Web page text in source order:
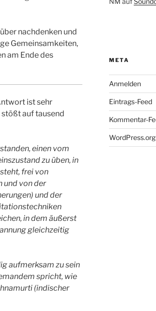
nachdenken und
Gemeinsamkeiten,
am Ende des
ist sehr
auf tausend
einen vom
zu üben, in
frei von
und von der
und der
in dem äußerst
gleichzeitig
aufmerksam zu sein
spricht, wie
(indischer
META
Anmelden
Eintrags-Feed
Kommentar-
WordPress.org